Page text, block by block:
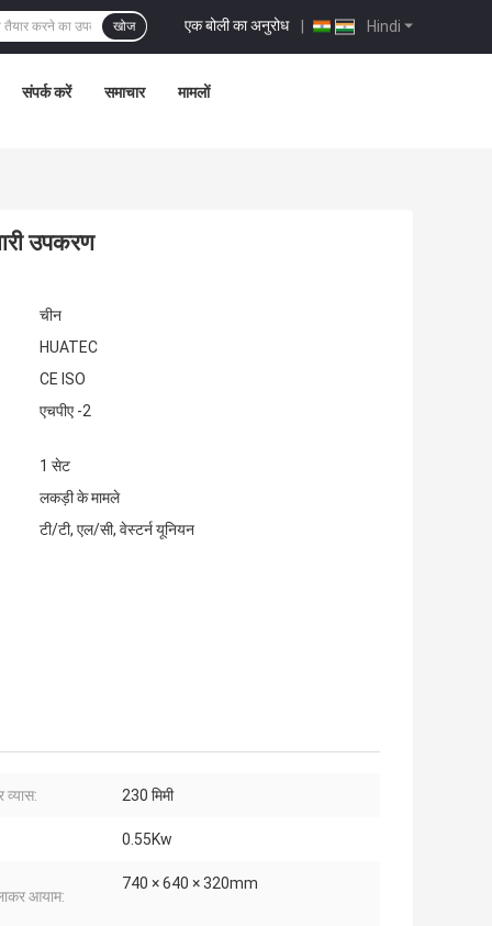
Hindi
एक बोली का अनुरोध |
खोज
संपर्क करें समाचार मामलों
उपकरण
चीन
HUATEC
CE ISO
एचपीए -2
1 सेट
लकड़ी के मामले
टी/टी, एल/सी, वेस्टर्न यूनियन
व्यास: 230 मिमी
0.55Kw
आयाम:
740 × 640 × 320mm